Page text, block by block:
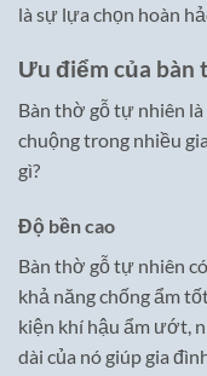
là sự lựa chọn hoàn
Ưu điểm của bàn
Bàn thờ gỗ tự nhiên
chuộng trong nhiều
gì?
Độ bền cao
Bàn thờ gỗ tự nhiên
khả năng chống ẩm
kiện khí hậu ẩm ướt,
dài của nó giúp gia